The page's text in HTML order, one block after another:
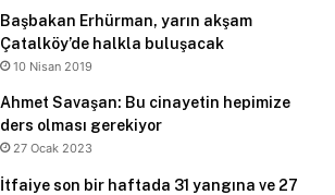
Başbakan Erhürman, yarın akşam
Çatalköy’de halkla buluşacak
10 Nisan 2019
Ahmet Savaşan: Bu cinayetin hepimize
ders olması gerekiyor
27 Ocak 2023
İtfaiye son bir haftada 31 yangına ve 27